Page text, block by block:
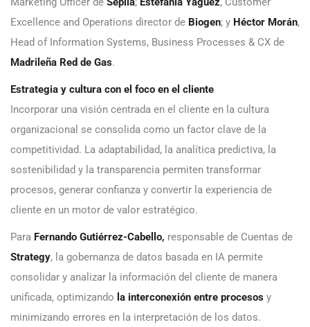
Excellence and Operations director de Biogen; y Héctor Morán,
Head of Information Systems, Business Processes & CX de
Madrileña Red de Gas.
Estrategia y cultura con el foco en el cliente
Incorporar una visión centrada en el cliente en la cultura
organizacional se consolida como un factor clave de la
competitividad. La adaptabilidad, la analítica predictiva, la
sostenibilidad y la transparencia permiten transformar
procesos, generar confianza y convertir la experiencia de
cliente en un motor de valor estratégico.
Para Fernando Gutiérrez-Cabello, responsable de Cuentas de
Strategy, la gobernanza de datos basada en IA permite
consolidar y analizar la información del cliente de manera
unificada, optimizando la interconexión entre procesos y
minimizando errores en la interpretación de los datos.